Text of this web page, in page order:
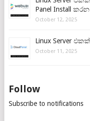
Panel Install
October 12, 2025
Linux Server
October 11, 2025
Follow
Subscribe to notifications